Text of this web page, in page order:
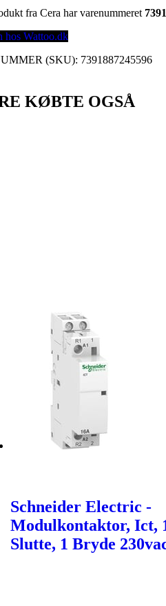
fra Cera har varenummeret
hos Wattoo.dk
(SKU): 7391887245596
KØBTE OGSÅ
Schneider Electric -
Modulkontaktor, Ict,
Slutte, 1 Bryde